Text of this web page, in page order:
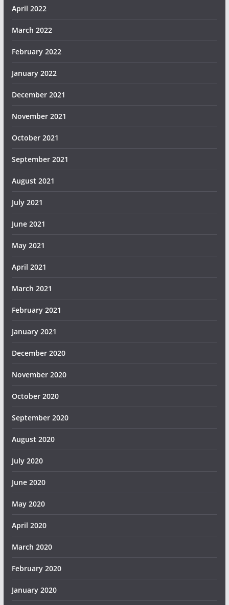
April 2022
March 2022
February 2022
January 2022
December 2021
November 2021
October 2021
September 2021
August 2021
July 2021
June 2021
May 2021
April 2021
March 2021
February 2021
January 2021
December 2020
November 2020
October 2020
September 2020
August 2020
July 2020
June 2020
May 2020
April 2020
March 2020
February 2020
January 2020